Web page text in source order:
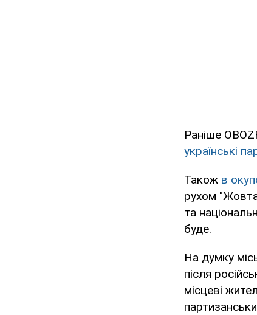
Раніше
українські
Також в
рухом "Жовта
та
буде.
На думку
після
місцеві